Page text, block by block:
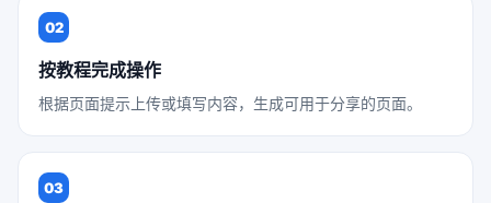
02
按教程完成操作
根据页面提示上传或填写内容，生成可用于分享的页面。
03